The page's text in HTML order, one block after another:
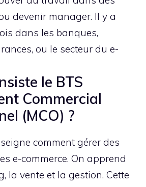
devenir manager. Il y a
dans les banques,
ou le secteur du e-
le BTS
Commercial
(MCO) ?
comment gérer des
e-commerce. On apprend
la vente et la gestion. Cette